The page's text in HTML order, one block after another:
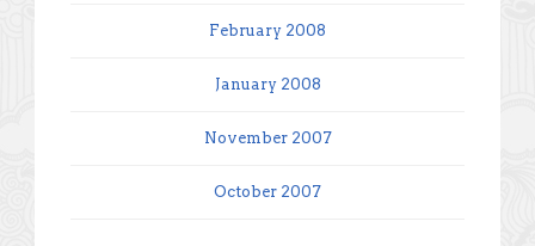
February 2008
January 2008
November 2007
October 2007